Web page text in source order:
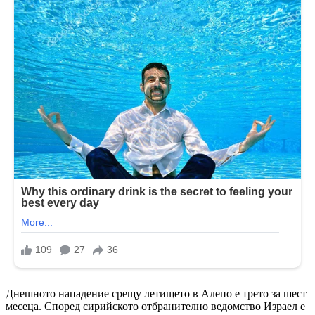
Днешното нападение срещу летището в Алепо е трето за шест
месеца. Според сирийското отбранително ведомство Израел е